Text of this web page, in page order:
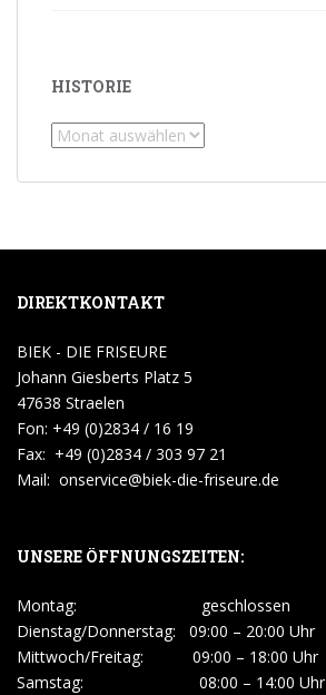
HISTORIE
Historie
DIREKTKONTAKT
BIEK - DIE FRISEURE
Johann Giesberts Platz 5
47638 Straelen
Fon: +49 (0)2834 / 16 19
Fax: +49 (0)2834 / 303 97 21
Mail: onservice@biek-die-friseure.de
UNSERE ÖFFNUNGSZEITEN:
Montag: geschlossen
Dienstag/Donnerstag: 09:00 – 20:00 Uhr
Mittwoch/Freitag: 09:00 – 18:00 Uhr
Samstag: 08:00 – 14:00 Uhr